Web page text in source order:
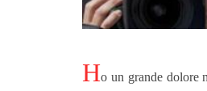
Ho un grande dolore